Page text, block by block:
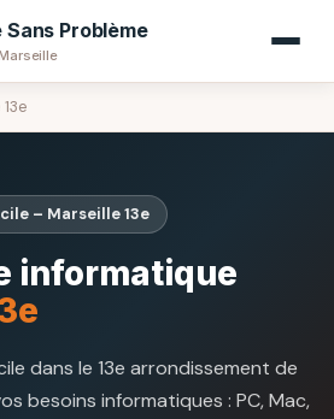
Problème
– Marseille 13e
informatique
dans le 13e arrondissement de
besoins informatiques : PC, Mac,